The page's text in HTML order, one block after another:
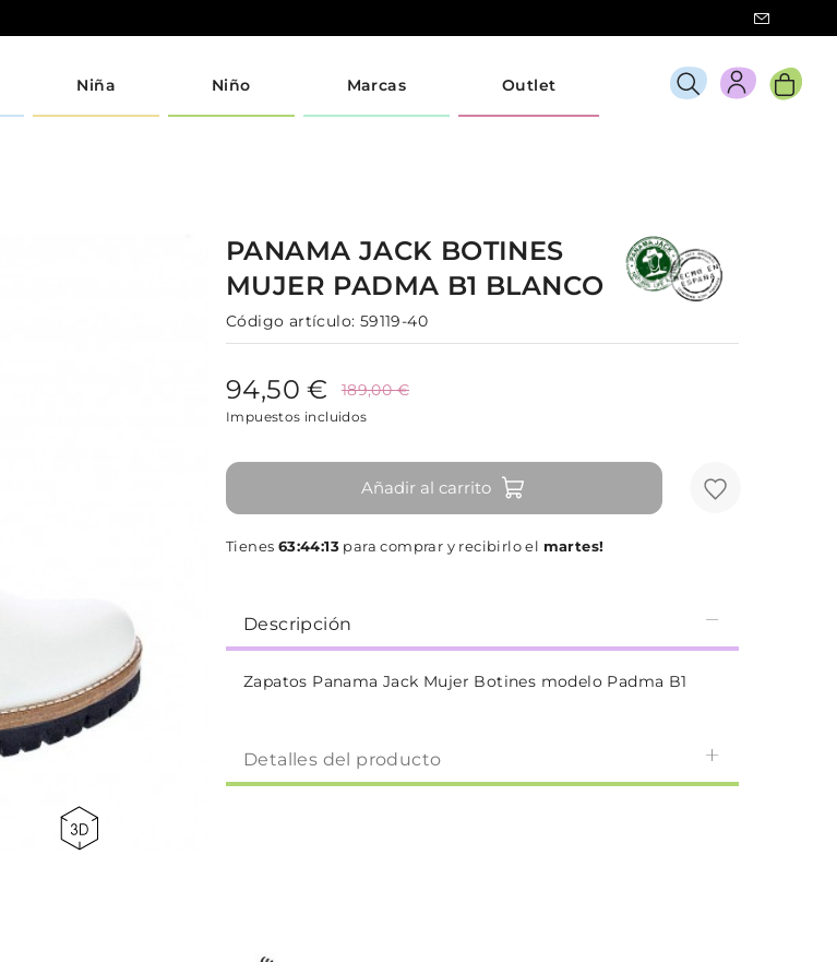
Niña Niño Marcas Outlet
PANAMA JACK BOTINES
MUJER PADMA B1 BLANCO
Código artículo: 59119-40
94,50 € 189,00 €
Impuestos incluidos
Añadir al carrito
Tienes 63:44:12 para comprar y recibirlo el martes!
Descripción
Zapatos Panama Jack Mujer Botines modelo Padma B1
Detalles del producto